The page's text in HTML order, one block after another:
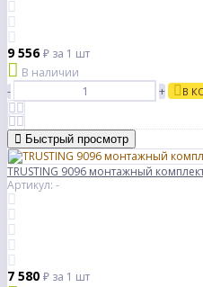
9 556₽ за 1 шт
В наличии
-
+ В
Быстрый просмотр
TRUSTING 9096 монтажный
Артикул: -
7 580 ₽ за 1 шт